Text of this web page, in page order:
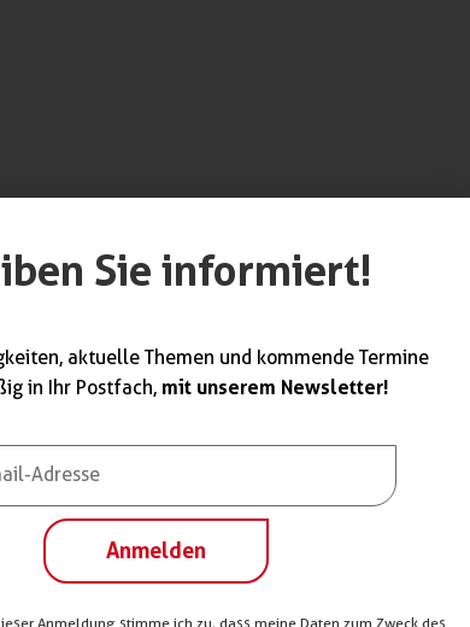
Sie informiert!
aktuelle Themen und kommende Termine
in Ihr Postfach, mit unserem Newsletter!
Anmelden
Anmeldung stimme ich zu, dass meine Daten zum Zweck des